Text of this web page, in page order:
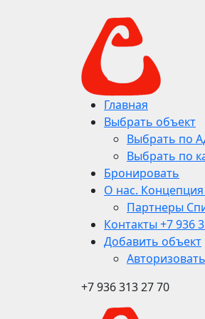
Главная
Выбрать объект
Выбрать по
Выбрать по
Бронировать
О нас. Концепция
Партнеры
Контакты +7 936
Добавить объект
+7 936 313 27 70